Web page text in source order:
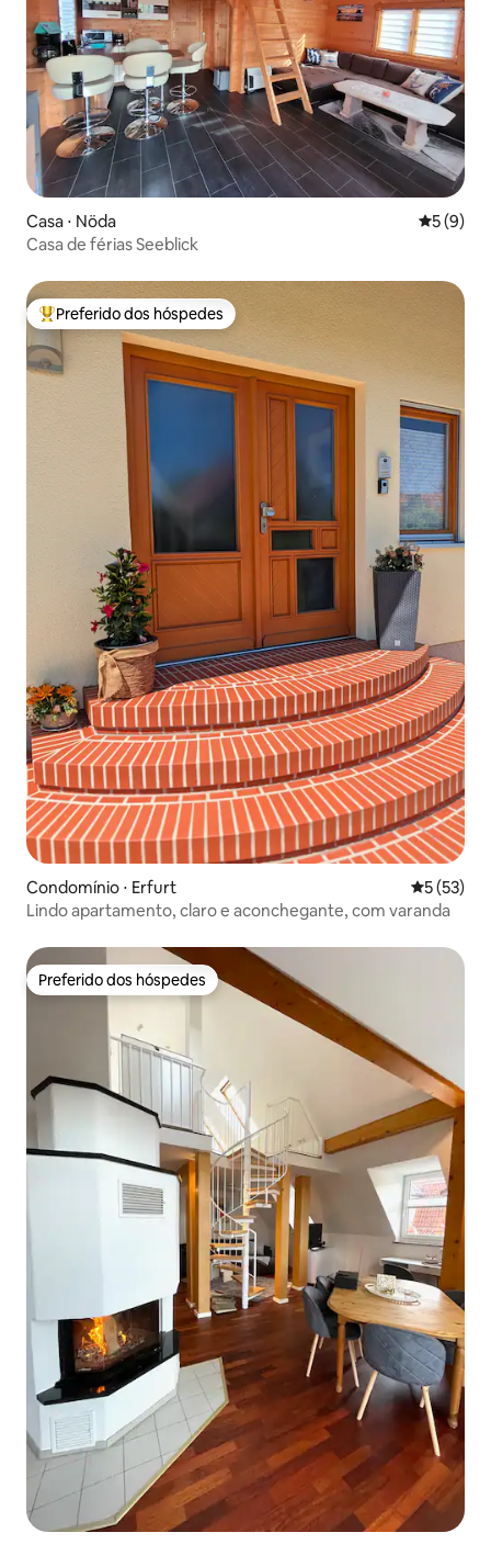
Casa ⋅ Nöda 5 de
5 (9)
Casa de férias Seeblick
Entre os melhores preferidos dos hóspedes
Preferido dos hóspedes
Condomínio ⋅ Erfurt 5 de uma
5 (53)
Lindo apartamento, claro e aconchegante, com varanda
Preferido dos hóspedes
Preferido dos hóspedes